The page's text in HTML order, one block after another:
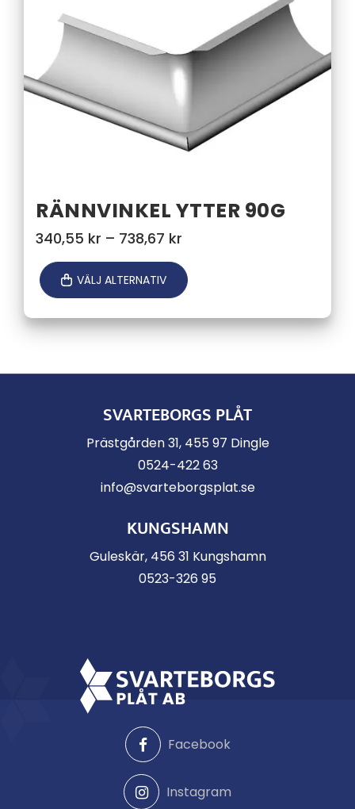
RÄNNVINKEL YTTER 90G
340,55 kr – 738,67 kr
till
738,67 kr
VÄLJ ALTERNATIV
SVARTEBORGS PLÅT
Prästgården 31, 455 97 Dingle
0524-422 63
info@svarteborgsplat.se
KUNGSHAMN
Guleskär, 456 31 Kungshamn
0523-326 95
Facebook
Instagram